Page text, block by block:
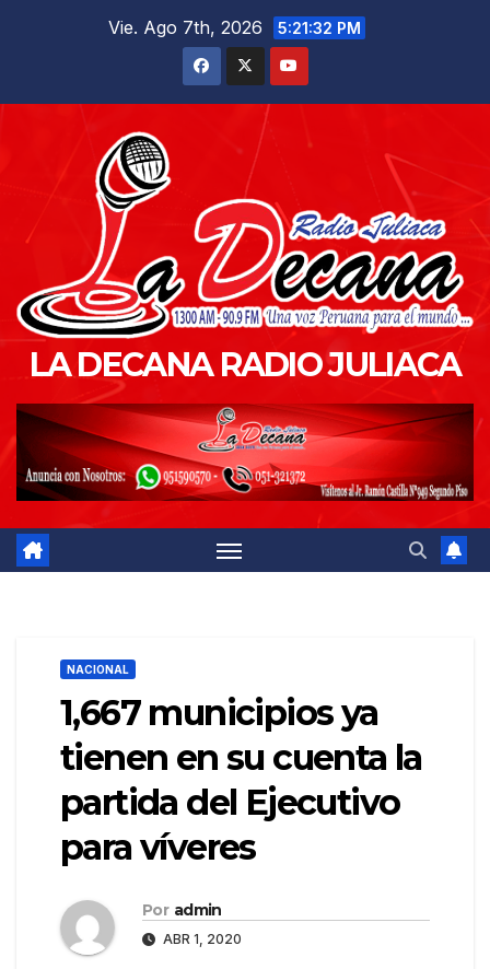
Vie. Ago 7th, 2026 5:21:33 PM
LA DECANA RADIO JULIACA
NACIONAL
1,667 municipios ya
tienen en su cuenta la
partida del Ejecutivo
para víveres
Por admin
ABR 1, 2020